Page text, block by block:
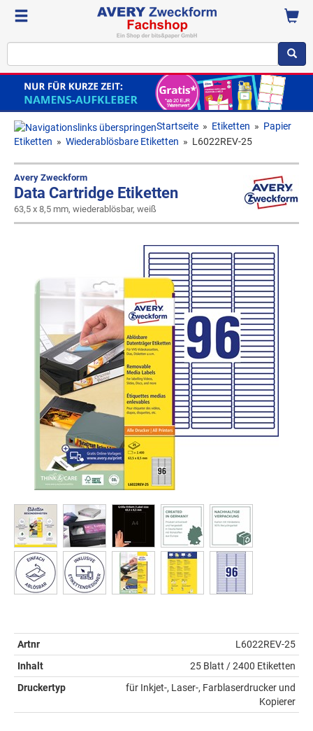
Startseite » Etiketten » Papier
Etiketten » Wiederablösbare Etiketten » L6022REV-25
Avery Zweckform
Data Cartridge Etiketten
63,5 x 8,5 mm, wiederablösbar, weiß
Artnr
L6022REV-25
Inhalt
25 Blatt / 2400 Etiketten
Druckertyp
für Inkjet-, Laser-, Farblaserdrucker und
Kopierer